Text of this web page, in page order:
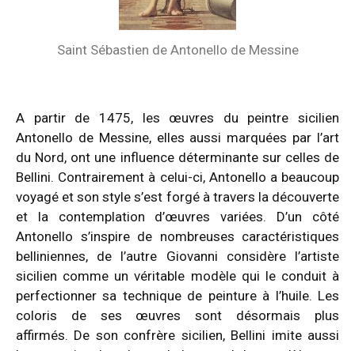
Saint Sébastien de Antonello de Messine
A partir de 1475, les œuvres du peintre sicilien
Antonello de Messine, elles aussi marquées par l’art
du Nord, ont une influence déterminante sur celles de
Bellini. Contrairement à celui-ci, Antonello a beaucoup
voyagé et son style s’est forgé à travers la découverte
et la contemplation d’œuvres variées. D’un côté
Antonello s’inspire de nombreuses caractéristiques
belliniennes, de l’autre Giovanni considère l’artiste
sicilien comme un véritable modèle qui le conduit à
perfectionner sa technique de peinture à l’huile. Les
coloris de ses œuvres sont désormais plus
affirmés. De son confrère sicilien, Bellini imite aussi